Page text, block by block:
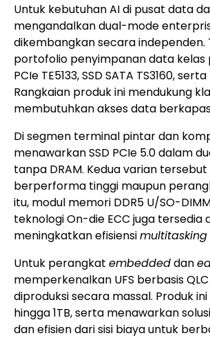
Untuk kebutuhan AI di pusat data
mengandalkan dual-mode
dikembangkan secara independen.
portofolio penyimpanan data kelas
PCIe TE5133, SSD SATA TS3160,
Rangkaian produk ini mendukung
membutuhkan akses data
Di segmen terminal pintar dan
menawarkan SSD PCIe 5.0 dalam
tanpa DRAM. Kedua varian
berperforma tinggi maupun
itu, modul memori DDR5 U/SO-
teknologi On-die ECC juga tersedia
meningkatkan efisiensimultitasking
Untuk perangkat embeddeddan
memperkenalkan UFS berbasis
diproduksi secara massal. Produk
hingga 1TB, serta menawarkan
dan efisien dari sisi biaya untuk